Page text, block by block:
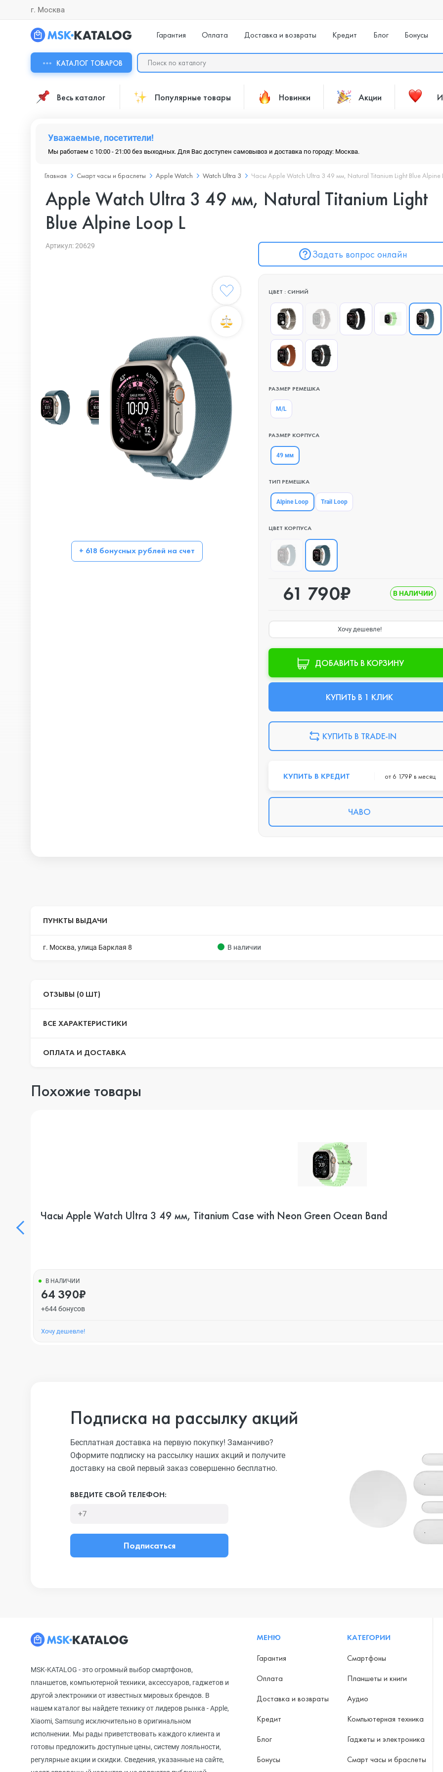
г. Москва
Гарантия Оплата Доставка и возвраты Кредит Блог Бонусы
КАТАЛОГ ТОВАРОВ
Весь каталог Популярные товары Новинки Акции
Уважаемые, посетители!
Мы работаем с 10:00 - 21:00 без выходных. Для Вас доступен самовывоз и доставка по городу: Москва.
Главная Смарт часы и браслеты Apple Watch Watch Ultra 3 Часы Apple Watch Ultra 3 49 мм, Natural Titanium Light Blue Alpine
Apple Watch Ultra 3 49 мм, Natural Titanium Light
Blue Alpine Loop L
Артикул: 20629
Задать вопрос онлайн
+ 618 бонусных рублей на счет
ЦВЕТ : СИНИЙ
РАЗМЕР РЕМЕШКА
M/L
РАЗМЕР КОРПУСА
49 мм
ТИП РЕМЕШКА
Alpine Loop Trail Loop
ЦВЕТ КОРПУСА
61 790₽ В НАЛИЧИИ
Хочу дешевле!
ДОБАВИТЬ В КОРЗИНУ
КУПИТЬ В 1 КЛИК
КУПИТЬ В TRADE-IN
КУПИТЬ В КРЕДИТ от 6 179₽ в месяц
ЧАВО
ПУНКТЫ ВЫДАЧИ
г. Москва, улица Барклая 8 В наличии
ОТЗЫВЫ (0 ШТ)
ВСЕ ХАРАКТЕРИСТИКИ
ОПЛАТА И ДОСТАВКА
Похожие товары
Часы Apple Watch Ultra 3 49 мм, Titanium Case with Neon Green Ocean Band
В НАЛИЧИИ
64 390₽
+644 бонусов
Хочу дешевле!
Подписка на рассылку акций
Бесплатная доставка на первую покупку! Заманчиво?
Оформите подписку на рассылку наших акций и получите
доставку на свой первый заказ совершенно бесплатно.
ВВЕДИТЕ СВОЙ ТЕЛЕФОН:
Подписаться
MSK-KATALOG - это огромный выбор смартфонов,
планшетов, компьютерной техники, аксессуаров, гаджетов и
другой электроники от известных мировых брендов. В
нашем каталог вы найдете технику от лидеров рынка - Apple,
Xiaomi, Samsung исключительно в оригинальном
исполнении. Мы рады приветствовать каждого клиента и
готовы предложить доступные цены, систему лояльности,
регулярные акции и скидки. Сведения, указанные на сайте,
МЕНЮ
Гарантия
Оплата
Доставка и возвраты
Кредит
Блог
Бонусы
КАТЕГОРИИ
Смартфоны
Планшеты и книги
Аудио
Компьютерная техника
Гаджеты и электроника
Смарт часы и браслеты